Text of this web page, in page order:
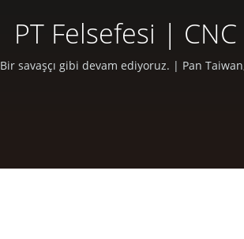
PT Felsefesi |
Bir savaşçı gibi devam ediyoruz. | Pan